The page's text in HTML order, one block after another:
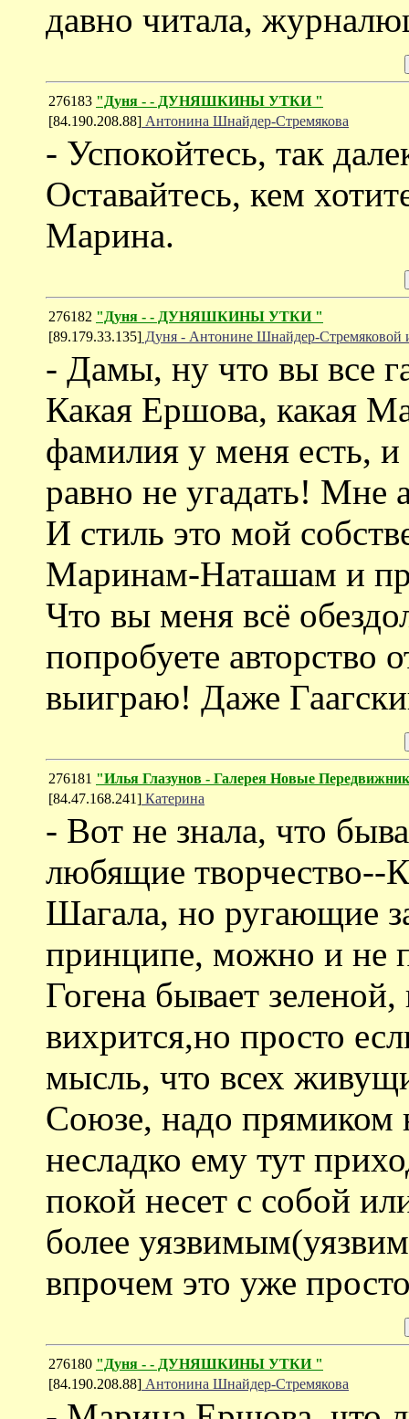
давно читала,
276183 "Дуня - - ДУНЯШКИНЫ УТКИ "
[84.190.208.88] Антонина Шнайдер-Стремякова
- Успокойтесь, так
Оставайтесь, кем
Марина.
276182 "Дуня - - ДУНЯШКИНЫ УТКИ "
[89.179.33.135] Дуня - Антонине Шнайдер-Стремяковой
- Дамы, ну что вы все
Какая Ершова, какая
фамилия у меня есть, и
равно не угадать! Мне
И стиль это мой
Маринам-Наташам и
Что вы меня всё
попробуете авторство
выиграю! Даже
276181 "Илья Глазунов - Галерея Новые
[84.47.168.241] Катерина
- Вот не знала, что
любящие творчество--
Шагала, но ругающие
принципе, можно и не
Гогена бывает
вихрится,но просто
мысль, что всех
Союзе, надо прямиком
несладко ему тут
покой несет с собой
более
впрочем это уже
276180 "Дуня - - ДУНЯШКИНЫ УТКИ "
[84.190.208.88] Антонина Шнайдер-Стремякова